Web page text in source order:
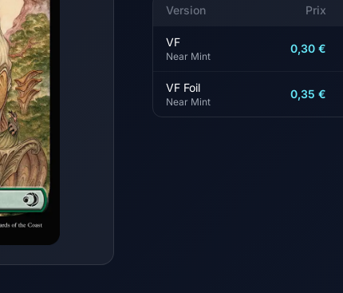
Version Prix
VF
Near Mint
0,30 €
VF Foil
Near Mint
0,35 €